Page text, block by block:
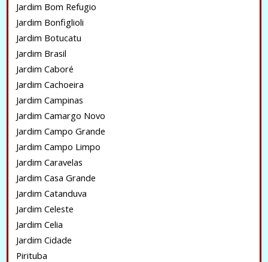
Jardim Bom Refugio
Jardim Bonfiglioli
Jardim Botucatu
Jardim Brasil
Jardim Caboré
Jardim Cachoeira
Jardim Campinas
Jardim Camargo Novo
Jardim Campo Grande
Jardim Campo Limpo
Jardim Caravelas
Jardim Casa Grande
Jardim Catanduva
Jardim Celeste
Jardim Celia
Jardim Cidade
Pirituba